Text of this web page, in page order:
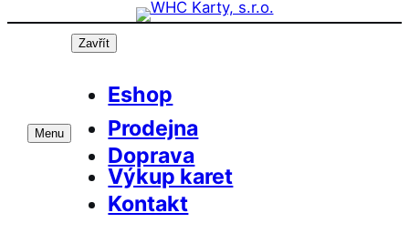
Přeskočit
Menu
Zavřít
Eshop
Prodejna
Doprava
Výkup karet
Kontakt